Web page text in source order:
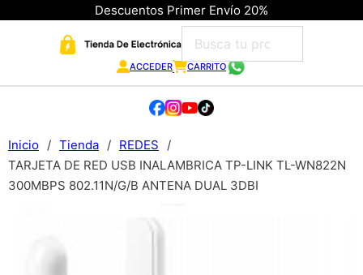
Descuentos Primer Envío 20%
ACCEDER CARRITO
Inicio / Tienda / REDES
/
TARJETA DE RED USB INALAMBRICA TP-LINK TL-WN822N
300MBPS 802.11N/G/B ANTENA DUAL 3DBI